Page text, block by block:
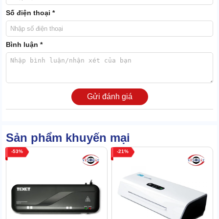
sự giúp sức của thiết bị.
Chịu nhiệt ấn tượng
Phổ chịu nhiệt của Laminator A3 - 330C rất rộng, giới hạn trên
chạm ngưỡng 180 độ C.
Số điện thoại *
Bình luận *
Gửi đánh giá
Sản phẩm khuyến mại
53 21